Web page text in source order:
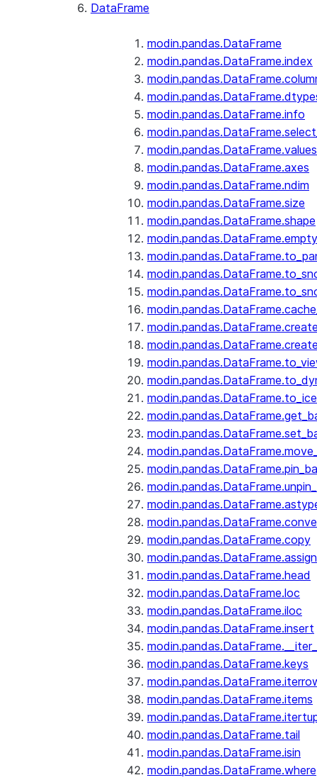
DataFrame
modin.pandas.DataFrame
modin.pandas.DataFrame.index
modin.pandas.DataFrame.info
modin.pandas.DataFrame.values
modin.pandas.DataFrame.axes
modin.pandas.DataFrame.ndim
modin.pandas.DataFrame.size
modin.pandas.DataFrame.shape
modin.pandas.DataFrame.empty
modin.pandas.DataFrame.copy
modin.pandas.DataFrame.assign
modin.pandas.DataFrame.head
modin.pandas.DataFrame.loc
modin.pandas.DataFrame.iloc
modin.pandas.DataFrame.insert
modin.pandas.DataFrame.keys
modin.pandas.DataFrame.items
modin.pandas.DataFrame.tail
modin.pandas.DataFrame.isin
modin.pandas.DataFrame.where